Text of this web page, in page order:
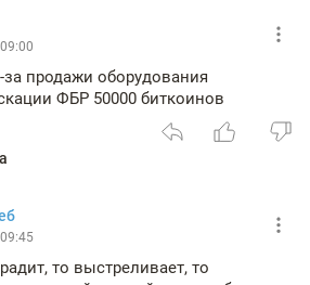
продажи оборудования
ФБР 50000 биткоинов
то выстреливает, то